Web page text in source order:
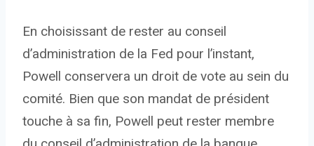
En choisissant de rester au conseil
d’administration de la Fed pour l’instant,
Powell conservera un droit de vote au sein du
comité. Bien que son mandat de président
touche à sa fin, Powell peut rester membre